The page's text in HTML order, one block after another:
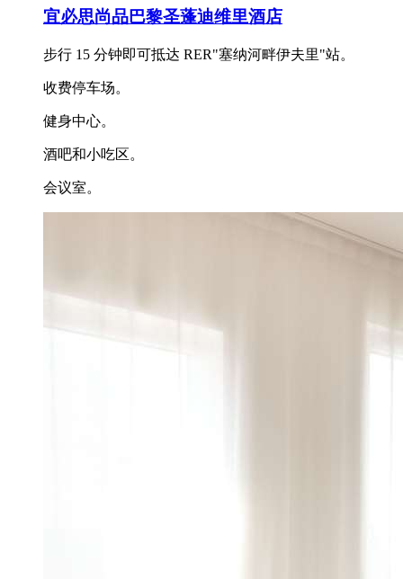
宜必思尚品巴黎圣蓬迪维里酒店
步行 15 分钟即可抵达 RER"塞纳河畔伊夫里"站。
收费停车场。
健身中心。
酒吧和小吃区。
会议室。